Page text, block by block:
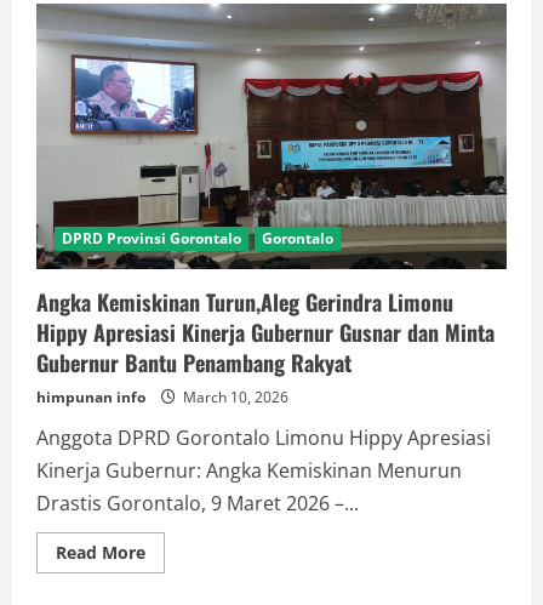
Embarkasi
Haji,Tahun
Depan
Umroh
Terbang
Langsung
Gorontalo-
Jeddah
DPRD Provinsi Gorontalo Gorontalo
Angka Kemiskinan Turun,Aleg Gerindra Limonu
Hippy Apresiasi Kinerja Gubernur Gusnar dan Minta
Gubernur Bantu Penambang Rakyat
himpunan info March 10, 2026
Anggota DPRD Gorontalo Limonu Hippy Apresiasi
Kinerja Gubernur: Angka Kemiskinan Menurun
Drastis Gorontalo, 9 Maret 2026 –...
Read MoreRead
more